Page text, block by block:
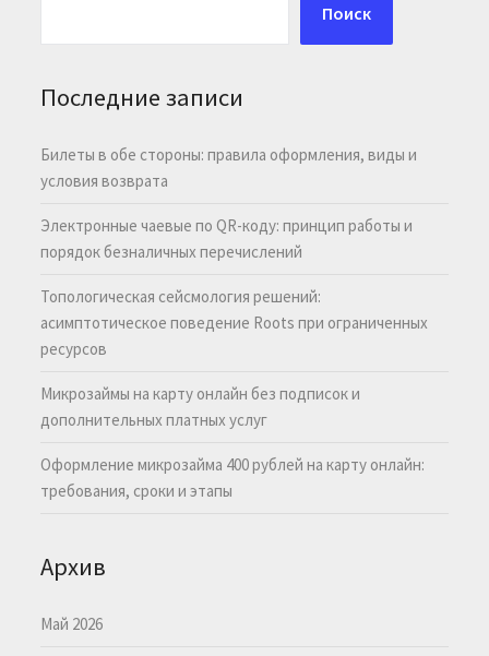
Поиск
Последние записи
Билеты в обе стороны: правила оформления, виды и
условия возврата
Электронные чаевые по QR-коду: принцип работы и
порядок безналичных перечислений
Топологическая сейсмология решений:
асимптотическое поведение Roots при ограниченных
ресурсов
Микрозаймы на карту онлайн без подписок и
дополнительных платных услуг
Оформление микрозайма 400 рублей на карту онлайн:
требования, сроки и этапы
Архив
Май 2026